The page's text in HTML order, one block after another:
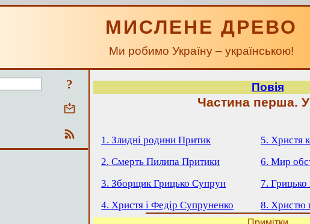
МИСЛЕНЕ ДРЕВО
Ми робимо Україну – українською!
? Повія
Частина перша. У
1. Злидні родини Притик
2. Смерть Пилипа Притики
3. Зборщик Грицько Супрун
4. Христя і Федір Супруненко
5. Христя
6. Мир
7. Грицько
8. Христю